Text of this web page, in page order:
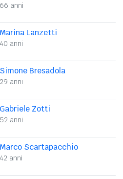
66 anni
Marina Lanzetti
40 anni
Simone Bresadola
29 anni
Gabriele Zotti
52 anni
Marco Scartapacchio
42 anni